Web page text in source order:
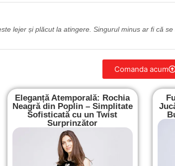
lejer și plăcut la atingere. Singurul minus ar fi că
Comanda acum
Eleganță Atemporală: Rochia
Neagră din Poplin – Simplitate
Sofisticată cu un Twist
Surprinzător